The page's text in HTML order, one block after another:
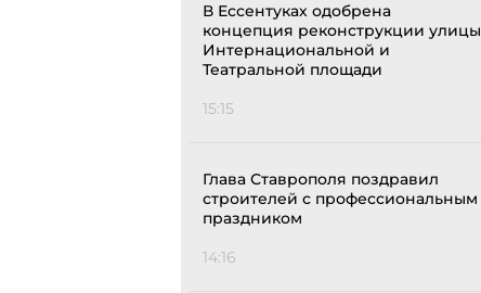
В Ессентуках одобрена
концепция реконструкции улицы
Интернациональной и
Театральной площади
15:15
Глава Ставрополя поздравил
строителей с профессиональным
праздником
14:16